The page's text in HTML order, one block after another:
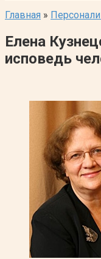
Главная »
Елена
исповедь